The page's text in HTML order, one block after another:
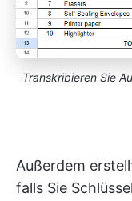
Transkribieren Sie
Außerdem
falls Sie